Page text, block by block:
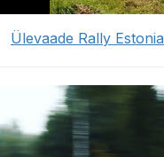
Ülevaade Rally